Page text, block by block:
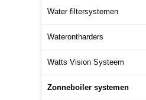
Water filtersystemen
Waterontharders
Watts Vision Systeem
Zonneboiler systemen